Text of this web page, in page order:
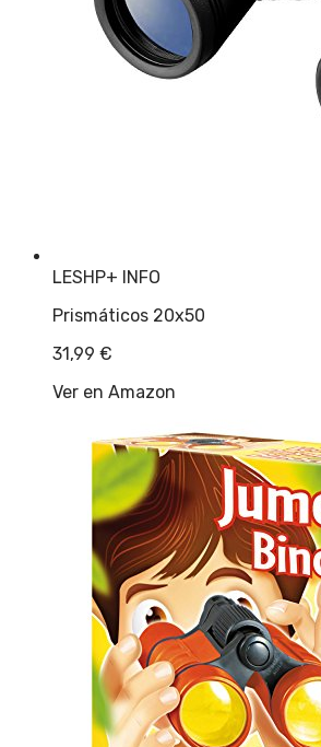
LESHP+ INFO
Prismáticos 20x50
31,99 €
Ver en Amazon